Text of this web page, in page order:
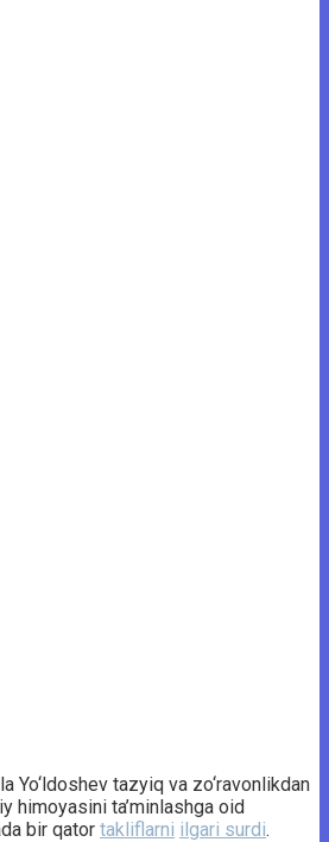
Yo‘ldoshev tazyiq va zo‘ravonlikdan
himoyasini ta’minlashga oid
bir qator takliflarni ilgari surdi.